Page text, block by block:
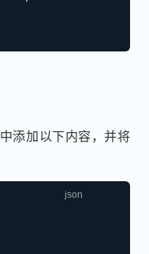
添加以下内容，并将